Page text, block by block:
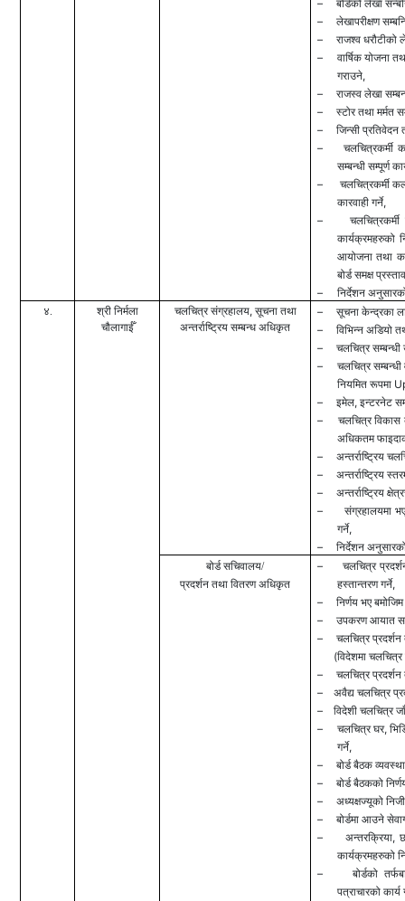
–बोर्डको लेखा
–लेखापरीक्षण
–राजश्व धरौटीको
– वार्षिक योजना
गराउने,
–राजस्व लेखा
–स्टोर तथा मर्मत
–जिन्सी प्रतिवेदन
–चलचित्रकर्मी
सम्बन्धी सम्पूर्ण
– चलचित्रकर्मी
कारवाही गर्ने,
–
कार्यक्रमहरुको
आयोजना तथा
बोर्ड समक्ष
–
निर्देशन
४.
श्री निर्मला
चौलागाईँ
चलचित्र संग्रहालय, सूचना तथा
अन्तर्राष्ट्रिय सम्बन्ध अधिकृत
–सूचना केन्द्रका
–विभिन्न अडियो
–चलचित्र
– चलचित्र
नियमित रूपमा
–इमेल,इन्टरनेट
–चलचित्र विकास
अधिकतम
–अन्तर्राष्ट्रिय
–अन्तर्राष्ट्रिय
–अन्तर्राष्ट्रिय
– संग्रहालयमा
गर्ने,
–निर्देशन
बोर्ड सचिवालय/
प्रदर्शन तथा वितरण अधिकृत
– चलचित्र
हस्तान्तरण गर्ने,
–निर्णय भए
–उपकरण आयात
–चलचित्र प्रदर्शन
(विदेशमा चलचित्र
–चलचित्र प्रदर्शन
–अवैद्य चलचित्र
–विदेशी चलचित्र
– चलचित्र घर,
गर्ने,
–बोर्ड बैठक
–बोर्ड बैठकको
–अध्यक्षज्यूको
–बोर्डमा आउने
–अन्तरक्रिया,
कार्यक्रमहरुको
–बोर्डको
पत्राचारको कार्य